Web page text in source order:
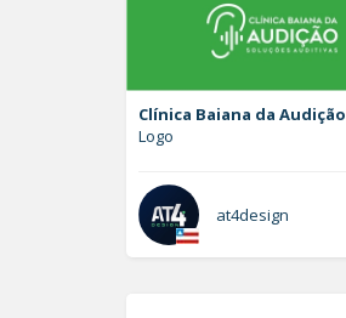
Clínica Baiana da Audição
Logo
at4design